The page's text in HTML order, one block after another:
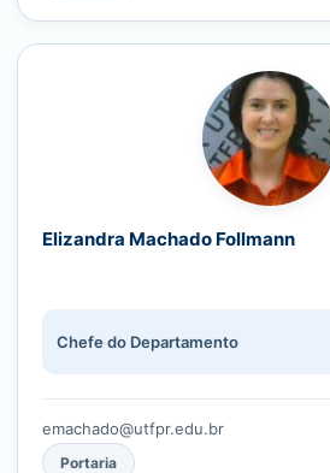
Elizandra Machado Follmann
Chefe do Departamento
emachado@utfpr.edu.br
Portaria